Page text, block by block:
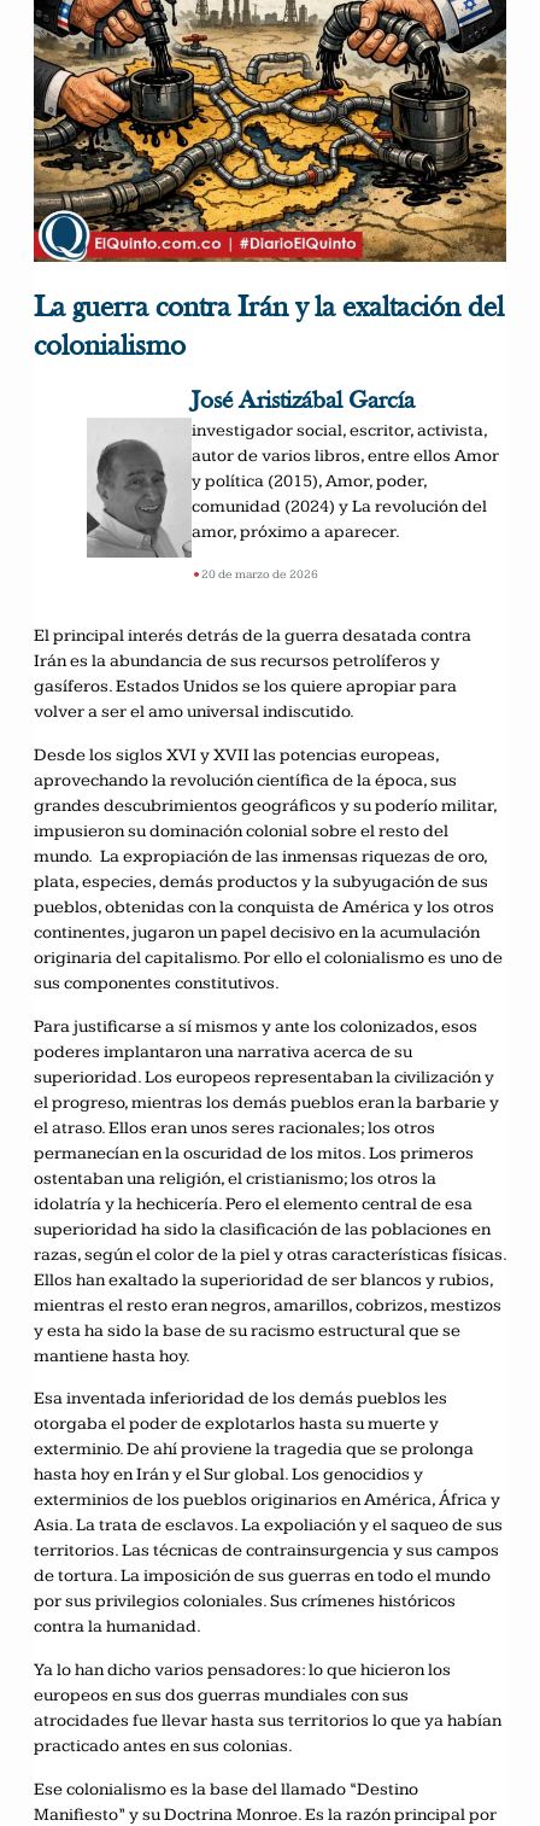
La guerra contra Irán y la exaltación del
colonialismo
José Aristizábal García
investigador social, escritor, activista,
autor de varios libros, entre ellos Amor
y política (2015), Amor, poder,
comunidad (2024) y La revolución del
amor, próximo a aparecer.
•20 de marzo de 2026
El principal interés detrás de la guerra desatada contra
Irán es la abundancia de sus recursos petrolíferos y
gasíferos. Estados Unidos se los quiere apropiar para
volver a ser el amo universal indiscutido.
Desde los siglos XVI y XVII las potencias europeas,
aprovechando la revolución científica de la época, sus
grandes descubrimientos geográficos y su poderío militar,
impusieron su dominación colonial sobre el resto del
mundo. La expropiación de las inmensas riquezas de oro,
plata, especies, demás productos y la subyugación de sus
pueblos, obtenidas con la conquista de América y los otros
continentes, jugaron un papel decisivo en la acumulación
originaria del capitalismo. Por ello el colonialismo es uno de
sus componentes constitutivos.
Para justificarse a sí mismos y ante los colonizados, esos
poderes implantaron una narrativa acerca de su
superioridad. Los europeos representaban la civilización y
el progreso, mientras los demás pueblos eran la barbarie y
el atraso. Ellos eran unos seres racionales; los otros
permanecían en la oscuridad de los mitos. Los primeros
ostentaban una religión, el cristianismo; los otros la
idolatría y la hechicería. Pero el elemento central de esa
superioridad ha sido la clasificación de las poblaciones en
razas, según el color de la piel y otras características físicas.
Ellos han exaltado la superioridad de ser blancos y rubios,
mientras el resto eran negros, amarillos, cobrizos, mestizos
y esta ha sido la base de su racismo estructural que se
mantiene hasta hoy.
Esa inventada inferioridad de los demás pueblos les
otorgaba el poder de explotarlos hasta su muerte y
exterminio. De ahí proviene la tragedia que se prolonga
hasta hoy en Irán y el Sur global. Los genocidios y
exterminios de los pueblos originarios en América, África y
Asia. La trata de esclavos. La expoliación y el saqueo de sus
territorios. Las técnicas de contrainsurgencia y sus campos
de tortura. La imposición de sus guerras en todo el mundo
por sus privilegios coloniales. Sus crímenes históricos
contra la humanidad.
Ya lo han dicho varios pensadores: lo que hicieron los
europeos en sus dos guerras mundiales con sus
atrocidades fue llevar hasta sus territorios lo que ya habían
practicado antes en sus colonias.
Ese colonialismo es la base del llamado “Destino
Manifiesto” y su Doctrina Monroe. Es la razón principal por